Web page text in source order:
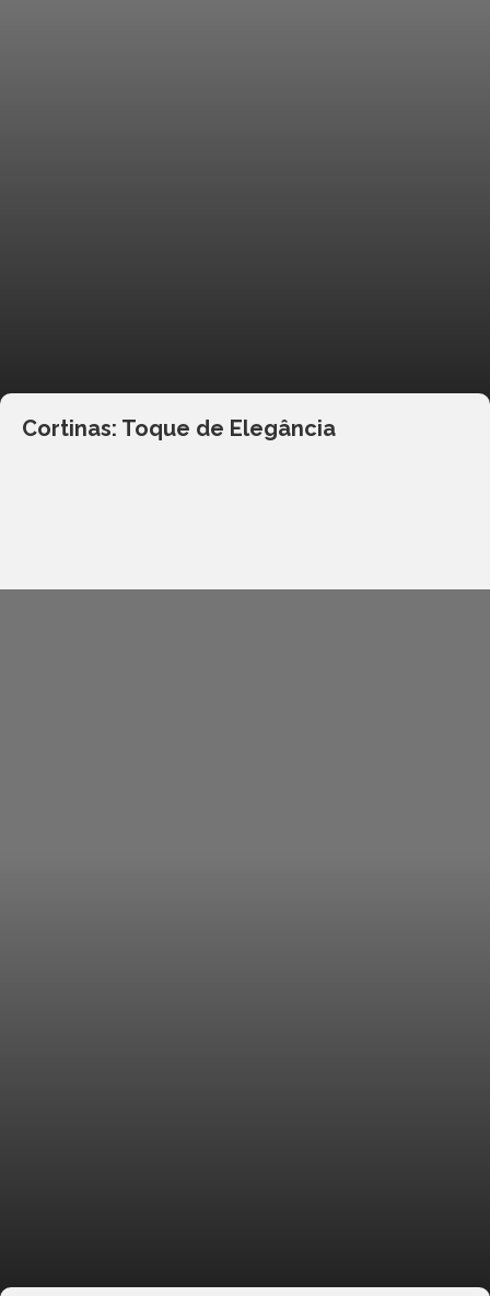
Cortinas: Toque de Elegância